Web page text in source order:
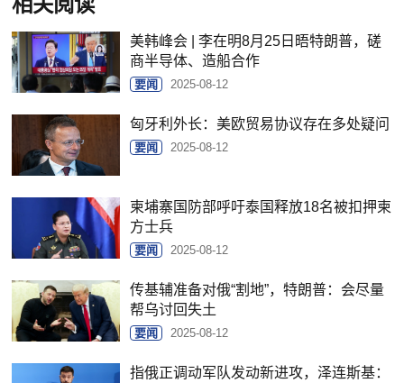
美韩峰会 | 李在明8月25日晤特朗普，磋
商半导体、造船合作
要闻 2025-08-12
匈牙利外长：美欧贸易协议存在多处疑问
要闻 2025-08-12
柬埔寨国防部呼吁泰国释放18名被扣押柬
方士兵
要闻 2025-08-12
传基辅准备对俄“割地”，特朗普：会尽量
帮乌讨回失土
要闻 2025-08-12
指俄正调动军队发动新进攻，泽连斯基：